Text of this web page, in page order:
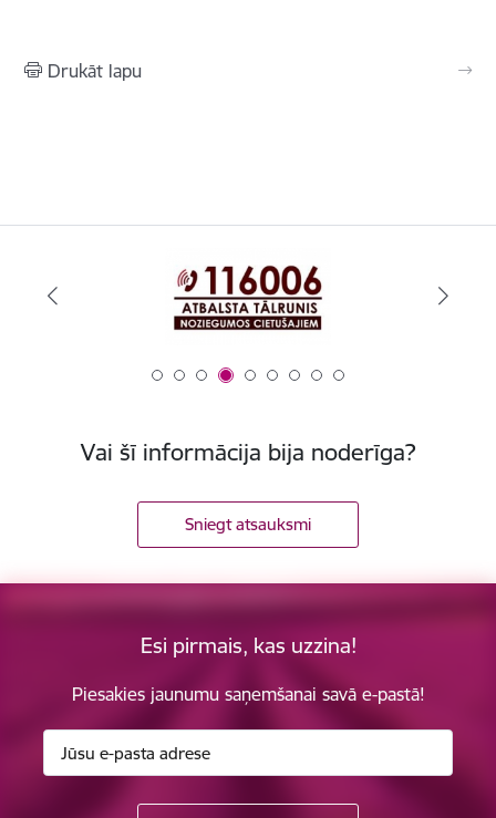
Drukāt lapu
Vai šī informācija bija noderīga?
Sniegt atsauksmi
Esi pirmais, kas uzzina!
Piesakies jaunumu saņemšanai savā e-pastā!